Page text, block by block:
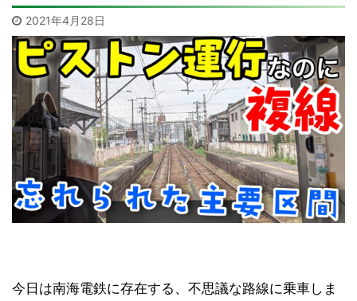
2021年4月28日
今日は南海電鉄に存在する、不思議な路線に乗車しま